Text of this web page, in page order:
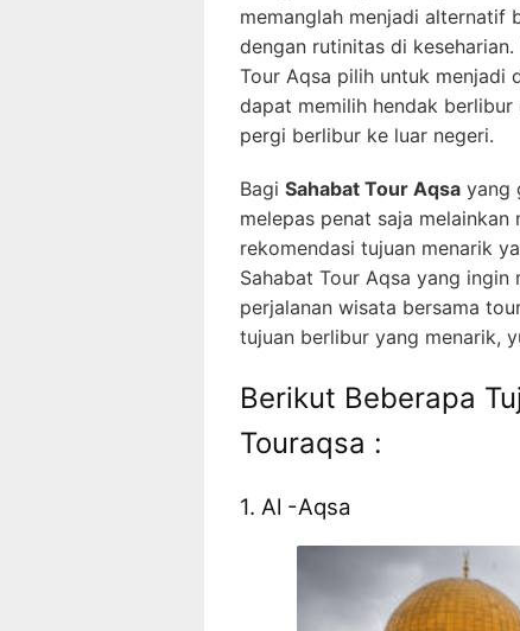
memanglah menjadi alternatif
dengan rutinitas di
Tour Aqsa pilih untuk menjadi
dapat memilih hendak
pergi berlibur ke luar negeri.
Bagi Sahabat Tour Aqsa yang
melepas penat saja
rekomendasi tujuan menarik
Sahabat Tour Aqsa yang
perjalanan wisata bersama
tujuan berlibur yang menarik,
Berikut Beberapa
Touraqsa :
1. Al -Aqsa